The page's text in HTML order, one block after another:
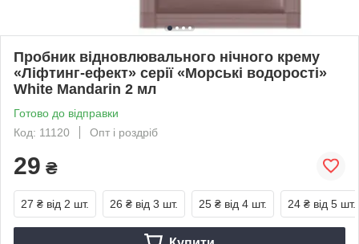
Пробник відновлювального нічного крему
«Ліфтинг-ефект» серії «Морські водорості»
White Mandarin 2 мл
Готово до відправки
Код: 11120
Опт і роздріб
29 ₴
27 ₴ від 2 шт. 26 ₴ від 3 шт. 25 ₴ від 4 шт. 24 ₴ від 5 шт.